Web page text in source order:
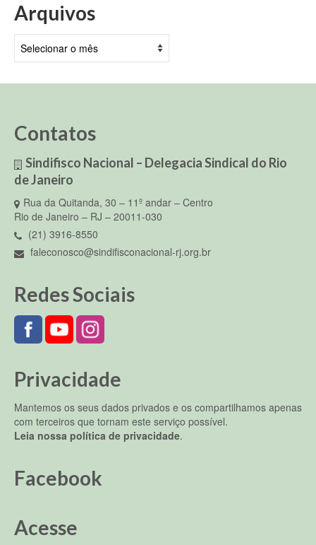
Arquivos
Contatos
Sindifisco Nacional – Delegacia Sindical do Rio
de Janeiro
Rua da Quitanda, 30 – 11º andar – Centro
Rio de Janeiro – RJ – 20011-030
(21) 3916-8550
faleconosco@sindifisconacional-rj.org.br
Redes Sociais
Privacidade
Mantemos os seus dados privados e os compartilhamos apenas
com terceiros que tornam este serviço possível.
Leia nossa política de privacidade.
Facebook
Acesse